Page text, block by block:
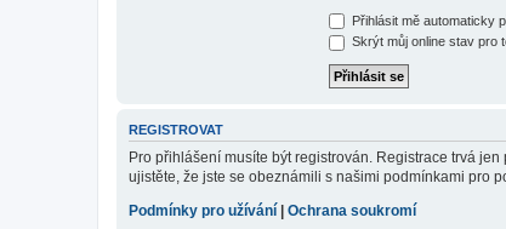
Přihlásit mě automaticky
Skrýt můj online stav pro
REGISTROVAT
Pro přihlášení musíte být registrován. Registrace trvá
ujistěte, že jste se obeznámili s našimi podmínkami pro
Podmínky pro užívání
Ochrana soukromí